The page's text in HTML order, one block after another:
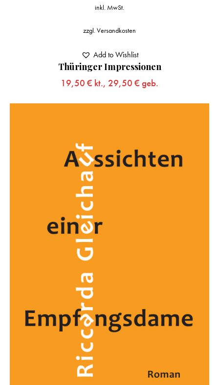
Thüringer Impressionen
19,50 € kt., 29,50 € geb.
inkl. MwSt.
zzgl. Versandkosten
Add to Wishlist